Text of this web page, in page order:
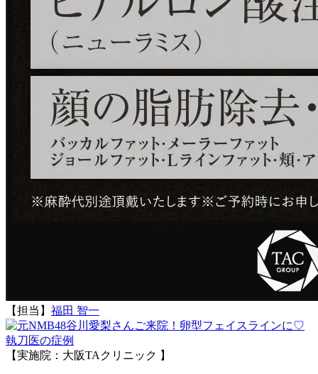
【担当】 福田 智一
執刀医の症例
【実施院：大阪TAクリニック 】